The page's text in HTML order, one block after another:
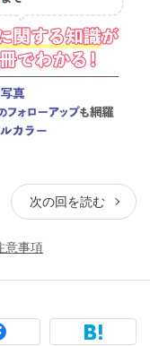
次の回を読む
意事項